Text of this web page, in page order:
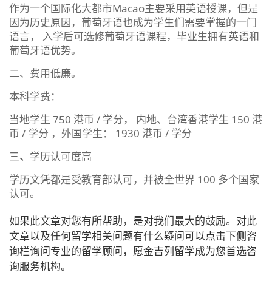
作为一个国际化大都市Macao主要采用英语授课，但是
因为历史原因，葡萄牙语也成为学生们需要掌握的一门
语言， 入学后可选修葡萄牙语课程，毕业生拥有英语和
葡萄牙语优势。
二、费用低廉。
本科学费：
当地学生 750 港币 / 学分， 内地、台湾香港学生 150 港
币 / 学分 ，外国学生： 1930 港币 / 学分
三、 学历认可度高
学历文凭都是受教育部认可，并被全世界 100 多个国家
认可。
如果此文章对您有所帮助，是对我们最大的鼓励。对此
文章以及任何留学相关问题有什么疑问可以点击下侧咨
询栏询问专业的留学顾问，愿金吉列留学成为您首选咨
询服务机构。